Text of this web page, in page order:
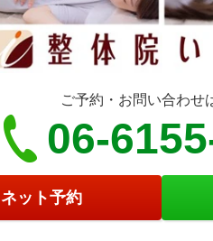
ご予約・お問い合わせ
06-
ネット予約